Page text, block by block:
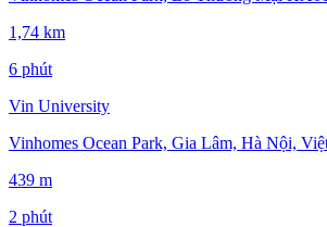
1,74 km
6 phút
Vin University
Vinhomes Ocean Park, Gia Lâm, Hà Nội,
439 m
2 phút